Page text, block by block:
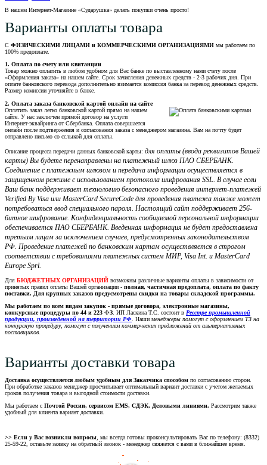
В нашем Интернет-Магазине «Сударушка» делать покупки очень просто!
Варианты оплаты товара
С ФИЗИЧЕСКИМИ ЛИЦАМИ и КОММЕРЧЕСКИМИ ОРГАНИЗАЦИЯМИ мы работаем по
100% предоплате.
1. Оплата по счету или квитанции
Товар можно оплатить в любом удобном для Вас банке по выставленному нами счету после
«Оформления заказа» на нашем сайте. Срок зачисления денежных средств - 2-3 рабочих дня. При
оплате банковского перевода дополнительно взимается комиссия банка за перевод денежных средств.
Размер комиссии уточняйте в банке.
2. Оплата заказа банковской картой онлайн на сайте
Оплатить заказ легко банковской картой прямо на нашем
сайте. У нас заключен прямой договор на услуги
Интернет-эквайринга от Сбербанка. Оплата совершается
онлайн после подтвержения и согласования заказа с менеджером магазина. Вам на почту будет
отправлено письмо со сслыкой для оплаты.
Описание процесса передачи данных банковской карты: для оплаты (ввода реквизитов Вашей
карты) Вы будете перенаправлены на платежный шлюз ПАО СБЕРБАНК.
Соединение с платежным шлюзом и передача информации осуществляется в
защищенном режиме с использованием протокола шифрования SSL. В случае если
Ваш банк поддерживает технологию безопасного проведения интернет-платежей
Verified By Visa или MasterCard SecureCode для проведения платежа также может
потребоваться ввод специального пароля. Настоящий сайт поддерживает 256-
битное шифрование. Конфиденциальность сообщаемой персональной информации
обеспечивается ПАО СБЕРБАНК. Введенная информация не будет предоставлена
третьим лицам за исключением случаев, предусмотренных законодательством
РФ. Проведение платежей по банковским картам осуществляется в строгом
соответствии с требованиями платежных систем МИР, Visa Int. и MasterCard
Europe Sprl.
Для БЮДЖЕТНЫХ ОРГАНИЗАЦИЙ возможны различные варианты оплаты в зависимости от
принятых правил оплаты Вашей организации - полная, частичная предоплата, оплата по факту
поставки. Для крупных заказов предусмотрены скидки на товары складской программы.
Мы работаем по всем видам закупок - прямые договора, электронные магазины,
конкурсные процедуры по 44 и 223 ФЗ. ИП Ласкина Т.С. состоит в Реестре промышленной
продукции, произведенной на территории РФ. Наши менеджеры помогут с оформлением ТЗ на
конкурсную процедуру, помогут с получением коммерческих предложений от альтернативных
поставщиков.
Варианты доставки товара
Доставка осуществляется любым удобным для Заказчика способом по согласованию сторон.
При обработке заказов менеджер просчитывает оптимальный вариант доставки с учетом желаемых
сроков получения товара и выгодной стоимости доставки.
Мы работаем с Почтой России, сервисом EMS, СДЭК, Деловыми линиями. Рассмотрим также
удобный для клиента вариант доставки.
>> Если у Вас возникли вопросы, мы всегда готовы проконсультировать Вас по телефону: (8332)
25-59-22, оставьте заявку на обратный звонок - менеджер свяжется с вами в ближайшее время.